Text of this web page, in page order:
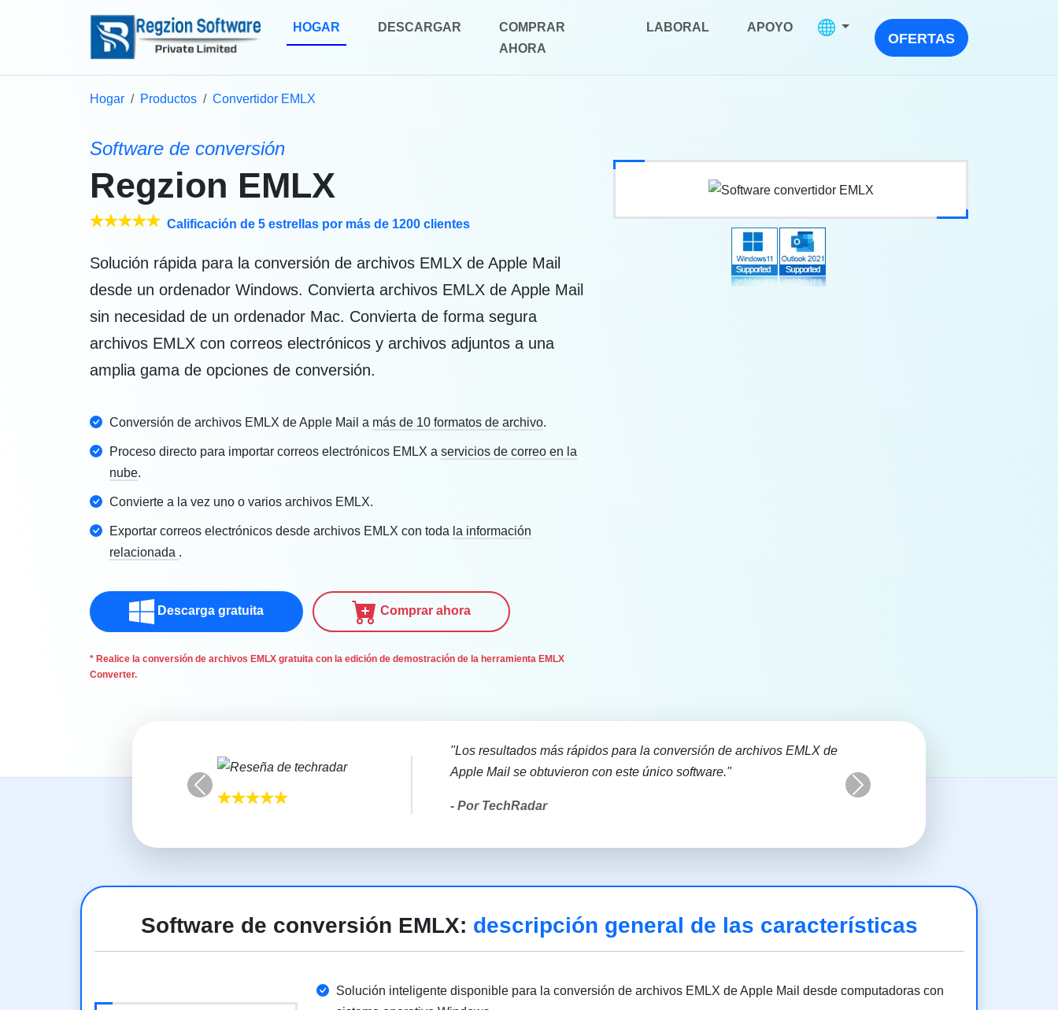
HOGAR DESCARGAR
COMPRAR
AHORA
LABORAL APOYO
OFERTAS
Hogar Productos Convertidor EMLX
Software de conversión
Regzion EMLX
Calificación de 5 estrellas por más de 1200 clientes
Solución rápida para la conversión de archivos EMLX de Apple Mail
desde un ordenador Windows. Convierta archivos EMLX de Apple Mail
sin necesidad de un ordenador Mac. Convierta de forma segura
archivos EMLX con correos electrónicos y archivos adjuntos a una
amplia gama de opciones de conversión.
Conversión de archivos EMLX de Apple Mail a más de 10 formatos de archivo.
Proceso directo para importar correos electrónicos EMLX a servicios de correo en la
nube.
Convierte a la vez uno o varios archivos EMLX.
Exportar correos electrónicos desde archivos EMLX con toda la información
relacionada .
Descarga gratuita Comprar ahora
* Realice la conversión de archivos EMLX gratuita con la edición de demostración de la herramienta EMLX
Converter.
"Los resultados más rápidos para la conversión de archivos EMLX de
Apple Mail se obtuvieron con este único software."
- Por TechRadar
Previous Next
Software de conversión EMLX: descripción general de las características
Solución inteligente disponible para la conversión de archivos EMLX de Apple Mail desde computadoras con